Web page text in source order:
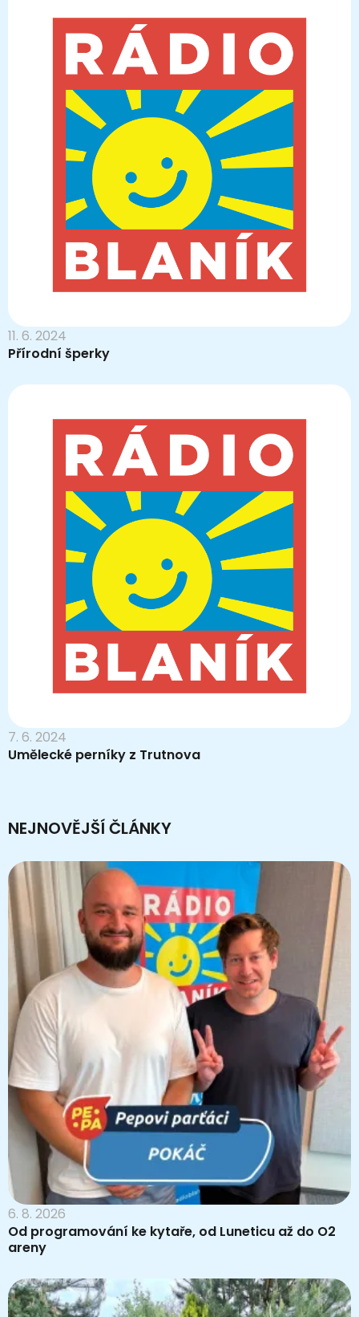
11. 6. 2024
Přírodní šperky
7. 6. 2024
Umělecké perníky z Trutnova
NEJNOVĚJŠÍ ČLÁNKY
6. 8. 2026
Od programování ke kytaře, od Luneticu až do O2
areny